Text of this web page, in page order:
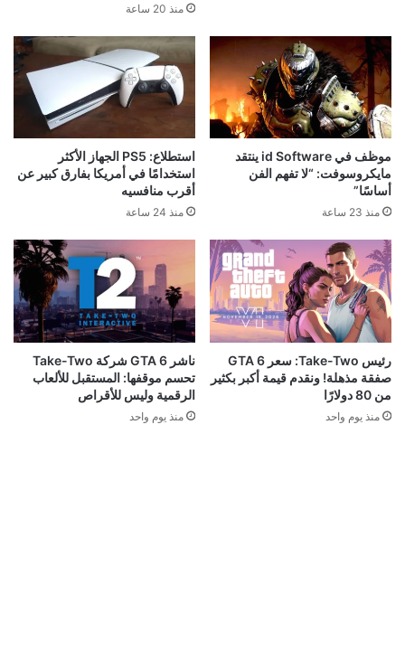
منذ 20 ساعة
موظف في id Software ينتقد
مايكروسوفت: “لا تفهم الفن
أساسًا”
منذ 23 ساعة
استطلاع: PS5 الجهاز الأكثر
استخدامًا في أمريكا بفارق كبير عن
أقرب منافسيه
منذ 24 ساعة
رئيس Take-Two: سعر GTA 6
صفقة مذهلة! ونقدم قيمة أكبر بكثير
من 80 دولارًا
منذ يوم واحد
ناشر GTA 6 شركة Take-Two
تحسم موقفها: المستقبل للألعاب
الرقمية وليس للأقراص
منذ يوم واحد